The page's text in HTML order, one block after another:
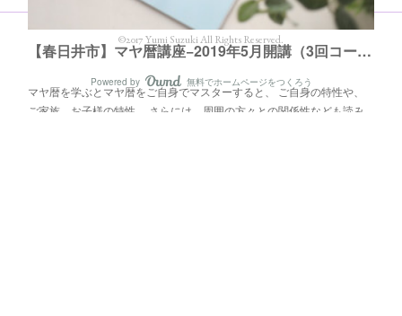
【春日井市】マヤ暦講座−2019年5月開講（3回コース）
マヤ暦を学ぶとマヤ暦をご自身でマスターすると、 ご自身の特性や、
ご家族、お子様の特性、 さらには、周囲の方々との関係性なども読み
©2017 Yumi Suzuki All Rights Reserved.
Powered by AmebaOwnd
無料でホームページをつくろう